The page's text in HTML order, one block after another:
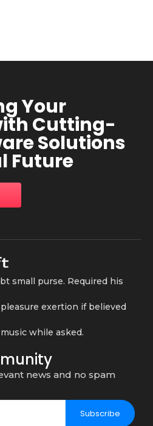
Your
Cutting-
Solutions
Future
small purse. Required his
exertion if believed
while asked.
news and no spam
Subscribe